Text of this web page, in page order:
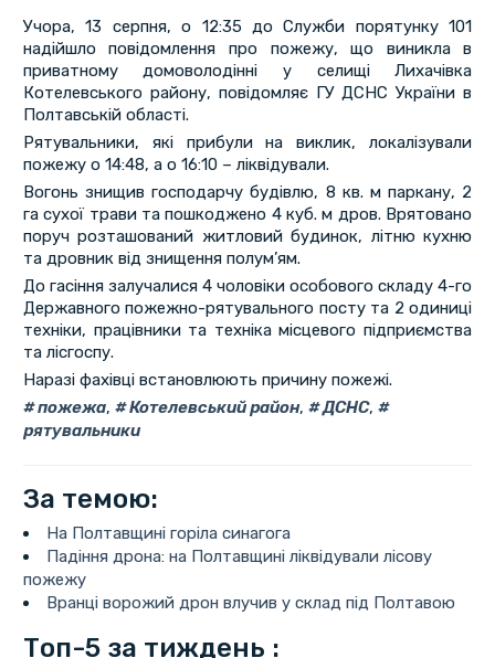
Учора, 13 серпня, о 12:35 до Служби порятунку 101
надійшло повідомлення про пожежу, що виникла в
приватному домоволодінні у селищі Лихачівка
Котелевського району, повідомляє ГУ ДСНС України в
Полтавській області.
Рятувальники, які прибули на виклик, локалізували
пожежу о 14:48, а о 16:10 – ліквідували.
Вогонь знищив господарчу будівлю, 8 кв. м паркану, 2
га сухої трави та пошкоджено 4 куб. м дров. Врятовано
поруч розташований житловий будинок, літню кухню
та дровник від знищення полум’ям.
До гасіння залучалися 4 чоловіки особового складу 4-го
Державного пожежно-рятувального посту та 2 одиниці
техніки, працівники та техніка місцевого підприємства
та лісгоспу.
Наразі фахівці встановлюють причину пожежі.
пожежа, Котелевський район, ДСНС,
рятувальники
За темою:
На Полтавщині горіла синагога
Падіння дрона: на Полтавщині ліквідували лісову
пожежу
Вранці ворожий дрон влучив у склад під Полтавою
Топ-5 за тиждень :